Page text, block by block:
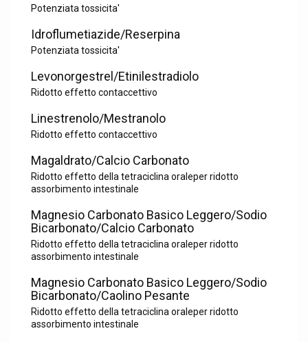
Potenziata tossicita'
Idroflumetiazide/Reserpina
Potenziata tossicita'
Levonorgestrel/Etinilestradiolo
Ridotto effetto contaccettivo
Linestrenolo/Mestranolo
Ridotto effetto contaccettivo
Magaldrato/Calcio Carbonato
Ridotto effetto della tetraciclina oraleper ridotto
assorbimento intestinale
Magnesio Carbonato Basico Leggero/Sodio
Bicarbonato/Calcio Carbonato
Ridotto effetto della tetraciclina oraleper ridotto
assorbimento intestinale
Magnesio Carbonato Basico Leggero/Sodio
Bicarbonato/Caolino Pesante
Ridotto effetto della tetraciclina oraleper ridotto
assorbimento intestinale